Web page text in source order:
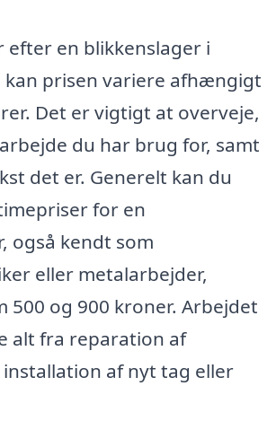
efter en blikkenslager i
kan prisen variere afhængigt
Det er vigtigt at overveje,
du har brug for, samt
det er. Generelt kan du
for en
også kendt som
eller metalarbejder,
500 og 900 kroner. Arbejdet
alt fra reparation af
af nyt tag eller